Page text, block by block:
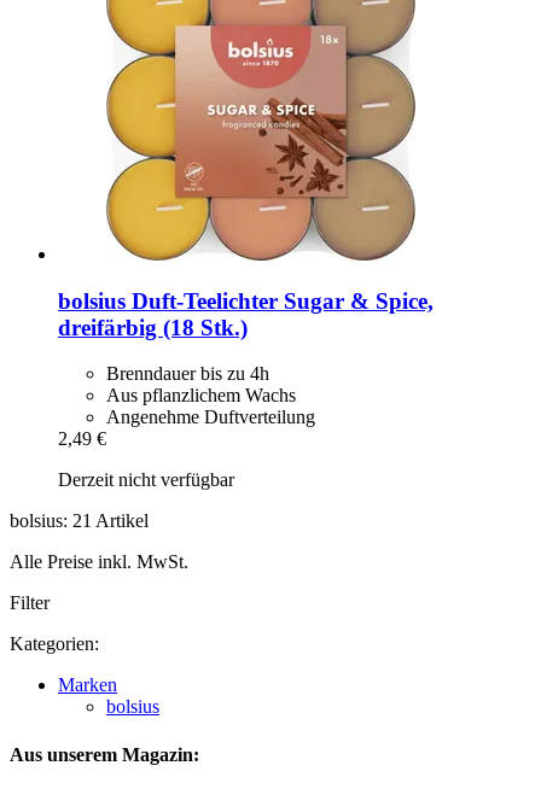
bolsius Duft-​Teelichter Sugar & Spice,
dreifärbig (18 Stk.)
Brenndauer bis zu 4h
Aus pflanzlichem Wachs
Angenehme Duftverteilung
2,49 €
Derzeit nicht verfügbar
bolsius: 21 Artikel
Alle Preise inkl. MwSt.
Filter
Kategorien:
Marken
bolsius
Aus unserem Magazin: